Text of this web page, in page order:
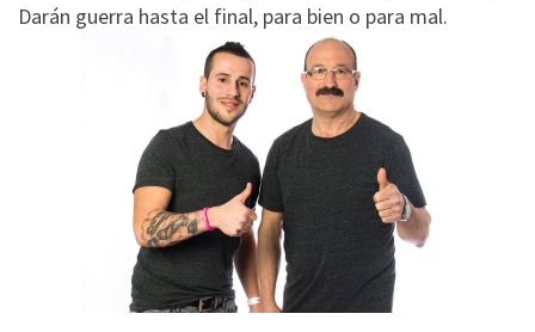
Darán guerra hasta el final, para bien o para mal.